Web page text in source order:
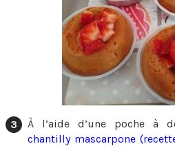
À l’aide d’une poche à
chantilly mascarpone